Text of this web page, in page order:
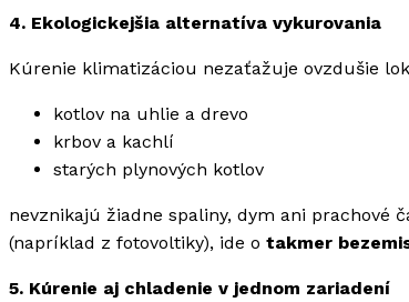
4. Ekologickejšia alternatíva vykurovania
Kúrenie klimatizáciou nezaťažuje ovzdušie
kotlov na uhlie a drevo
krbov a kachlí
starých plynových kotlov
nevznikajú žiadne spaliny, dym ani prachové
(napríklad z fotovoltiky), ide o takmer
5. Kúrenie aj chladenie v jednom zariadení